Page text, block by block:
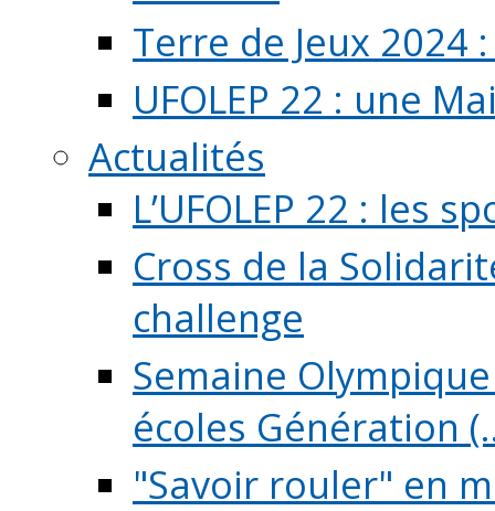
Terre de Jeux 2024
UFOLEP 22 : une
Actualités
L’UFOLEP 22 : les
Cross de la
challenge
Semaine
écoles Génération
"Savoir rouler" en